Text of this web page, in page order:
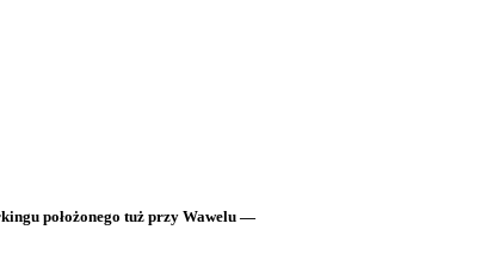
położonego tuż przy Wawelu —